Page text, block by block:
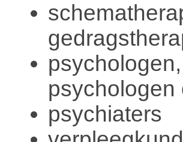
psychologen
psychiaters